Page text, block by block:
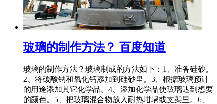
玻璃的制作方法？ 百度知道
玻璃的制作方法？玻璃制成的方法如下：1、准备硅砂。
2、将碳酸钠和氧化钙添加到硅砂里。3、根据玻璃预计
的用途添加其它化学品。4、添加化学品使玻璃达到想要
的颜色。5、把玻璃混合物放入耐热坩埚或支架里。6、